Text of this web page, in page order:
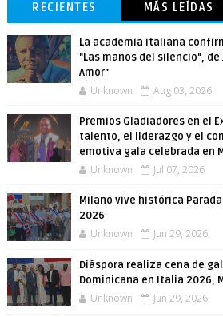
RECIENTES MÁS LEÍDAS
La academia italiana
"Las manos del silencio", de
Amor"
Unknown Aug 03, 2026
Premios Gladiadores en el
talento, el liderazgo y el
emotiva gala celebrada en
Unknown Jul 07, 2026
Milano vive histórica
2026
Unknown Jun 29, 2026
Diáspora realiza cena de
Dominicana en Italia 2026,
Unknown Jun 29, 2026